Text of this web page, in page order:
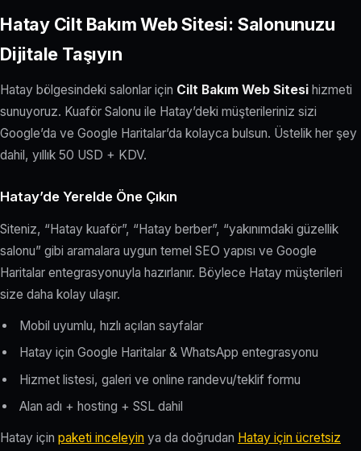
Hatay Cilt Bakım Web Sitesi: Salonunuzu
Dijitale Taşıyın
Hatay bölgesindeki salonlar için Cilt Bakım Web Sitesi hizmeti
sunuyoruz. Kuaför Salonu ile Hatay’deki müşterileriniz sizi
Google’da ve Google Haritalar’da kolayca bulsun. Üstelik her şey
dahil, yıllık 50 USD + KDV.
Hatay’de Yerelde Öne Çıkın
Siteniz, “Hatay kuaför”, “Hatay berber”, “yakınımdaki güzellik
salonu” gibi aramalara uygun temel SEO yapısı ve Google
Haritalar entegrasyonuyla hazırlanır. Böylece Hatay müşterileri
size daha kolay ulaşır.
Mobil uyumlu, hızlı açılan sayfalar
Hatay için Google Haritalar & WhatsApp entegrasyonu
Hizmet listesi, galeri ve online randevu/teklif formu
Alan adı + hosting + SSL dahil
Hatay için paketi inceleyin ya da doğrudan Hatay için ücretsiz